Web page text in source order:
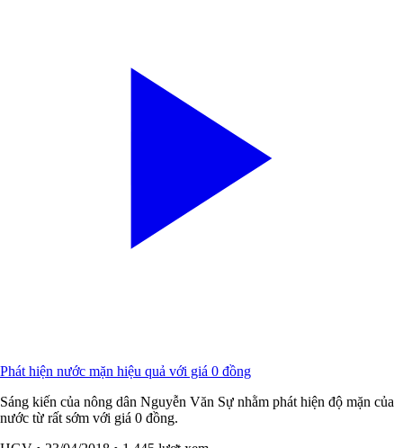
Phát hiện nước mặn hiệu quả với giá 0 đồng
Sáng kiến của nông dân Nguyễn Văn Sự nhằm phát hiện độ mặn của
nước từ rất sớm với giá 0 đồng.